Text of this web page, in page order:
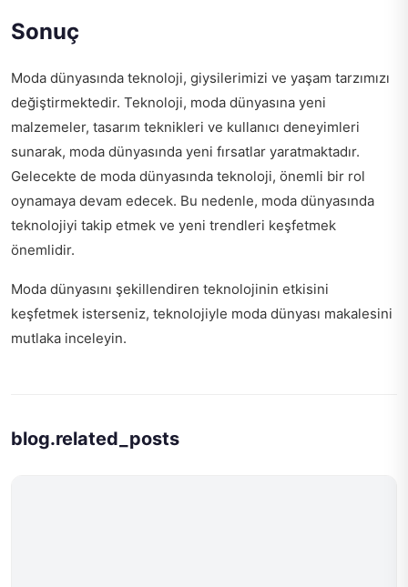
Sonuç
Moda dünyasında teknoloji, giysilerimizi ve yaşam tarzımızı
değiştirmektedir. Teknoloji, moda dünyasına yeni
malzemeler, tasarım teknikleri ve kullanıcı deneyimleri
sunarak, moda dünyasında yeni fırsatlar yaratmaktadır.
Gelecekte de moda dünyasında teknoloji, önemli bir rol
oynamaya devam edecek. Bu nedenle, moda dünyasında
teknolojiyi takip etmek ve yeni trendleri keşfetmek
önemlidir.
Moda dünyasını şekillendiren teknolojinin etkisini
keşfetmek isterseniz, teknolojiyle moda dünyası makalesini
mutlaka inceleyin.
blog.related_posts